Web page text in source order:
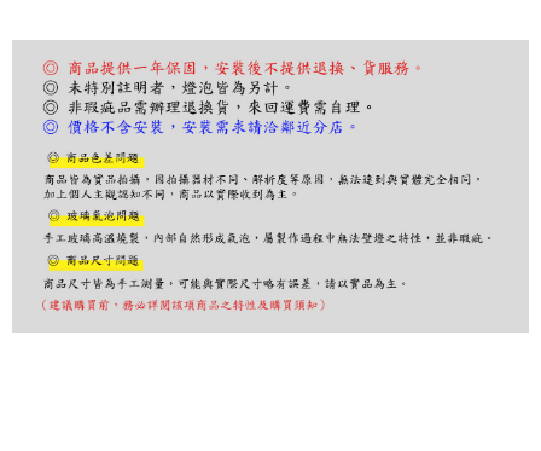
【「AFTEE先享後付」結帳流程】
１．於結帳方式選擇「AFTEE先享後付」後，將跳轉至「AFTEE先享後付」
２．訂單成立數日內，您將收到繳費通知簡訊。
３．收到繳費通知簡訊後14天內，點擊此簡訊中的連結，可透過四大超商／
ATM／網路銀行／等多元方式進行付款，方視為交易完成。
※ 請注意：結帳手續完成當下不需立刻繳費，但若您需要取消訂單，請聯絡
後付繳納相關費用。
※ 交易是否成功請以「AFTEE先享後付 」之結帳頁面顯示為準，若有關於
是否繳費成功／繳費後需取消欲退款等相關疑問，請聯繫「AFTEE先享後付
客戶支援中心」https://netprotections.freshdesk.com/support/home
宅配
每筆NT$180，滿NT$5,000(含以上)免運費